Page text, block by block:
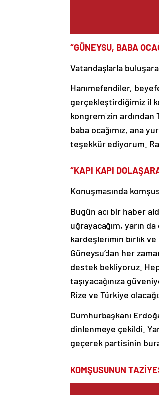
“GÜNEYSU, BABA
Vatandaşlarla
Hanımefendiler,
gerçekleştirdiğimiz il
kongremizin ardından
baba ocağımız, ana
teşekkür ediyorum.
“KAPI KAPI
Konuşmasında
Bugün acı bir haber
uğrayacağım, yarın
kardeşlerimin birlik ve
Güneysu’dan her
destek bekliyoruz.
taşıyacağınıza
Rize ve Türkiye
Cumhurbaşkanı
dinlenmeye çekildi.
geçerek partisinin
KOMŞUSUNUN